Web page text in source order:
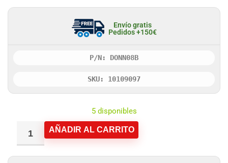
Envío gratis
Pedidos +150€
P/N: DONN08B
SKU: 10109097
5 disponibles
AÑADIR AL CARRITO